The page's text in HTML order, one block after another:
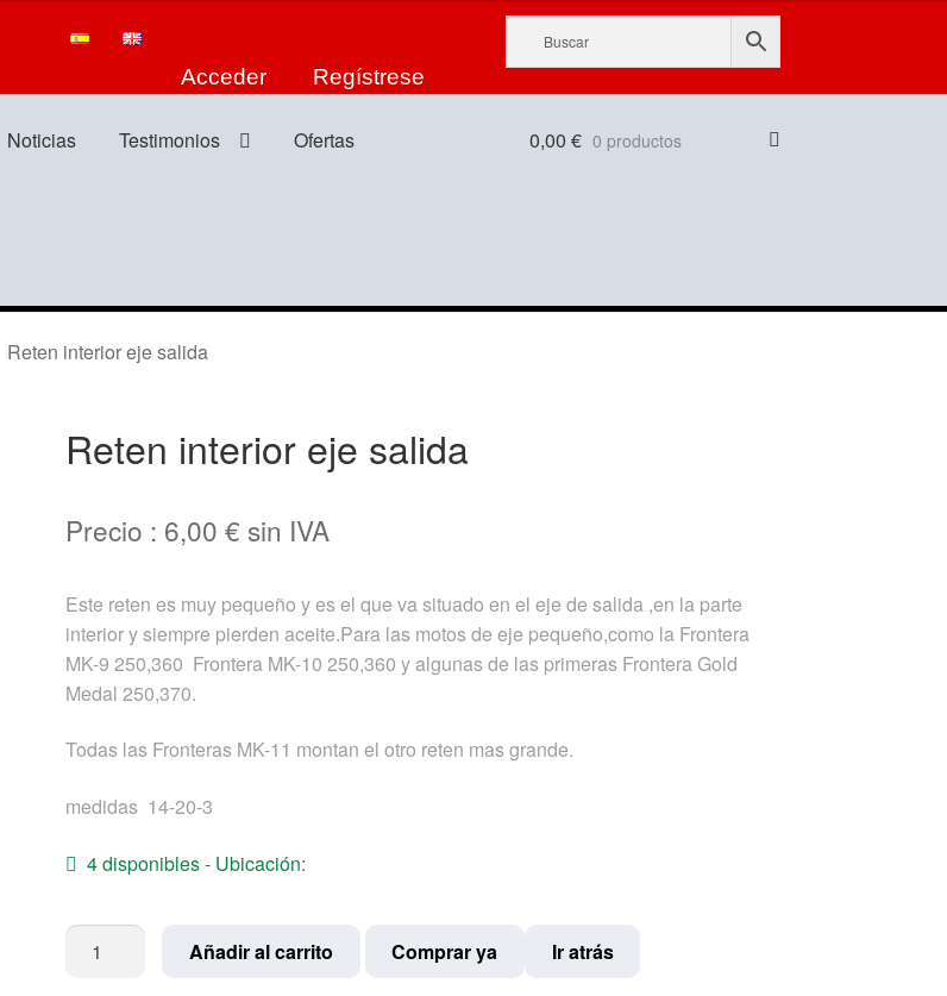
Acceder Regístrese
Noticias Testimonios Ofertas 0,00 € 0 productos
Reten interior eje salida
Reten interior eje salida
Precio : 6,00 € sin IVA
Este reten es muy pequeño y es el que va situado en el eje de salida ,en la parte
interior y siempre pierden aceite.Para las motos de eje pequeño,como la Frontera
MK-9 250,360 Frontera MK-10 250,360 y algunas de las primeras Frontera Gold
Medal 250,370.
Todas las Fronteras MK-11 montan el otro reten mas grande.
medidas 14-20-3
4 disponibles - Ubicación:
Reten
interior
Añadir al carrito Comprar ya Ir atrás